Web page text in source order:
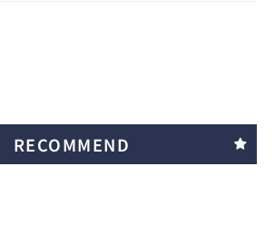
RECOMMEND